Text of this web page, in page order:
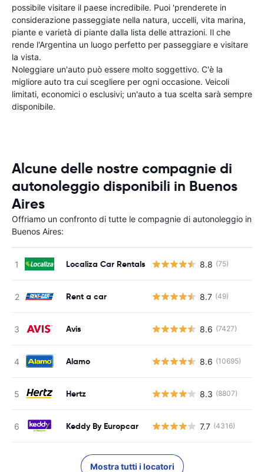
possibile visitare il paese incredibile. Puoi 'prenderete in
considerazione passeggiate nella natura, uccelli, vita marina,
piante e varietà di piante dalla lista delle attrazioni. Il che
rende l'Argentina un luogo perfetto per passeggiare e visitare
la vista.
Noleggiare un'auto può essere molto soggettivo. C'è la
migliore auto tra cui scegliere per ogni occasione. Veicoli
limitati, economici o esclusivi; un'auto a tua scelta sarà sempre
disponibile.
Alcune delle nostre compagnie di
autonoleggio disponibili in Buenos
Aires
Offriamo un confronto di tutte le compagnie di autonoleggio in
Buenos Aires:
Localiza Car Rentals 8.8 (75)
Rent a car 8.7 (49)
Avis 8.6 (7427)
Alamo 8.6 (10695)
Hertz 8.3 (8807)
Keddy By Europcar 7.7 (4316)
Mostra tutti i locatori